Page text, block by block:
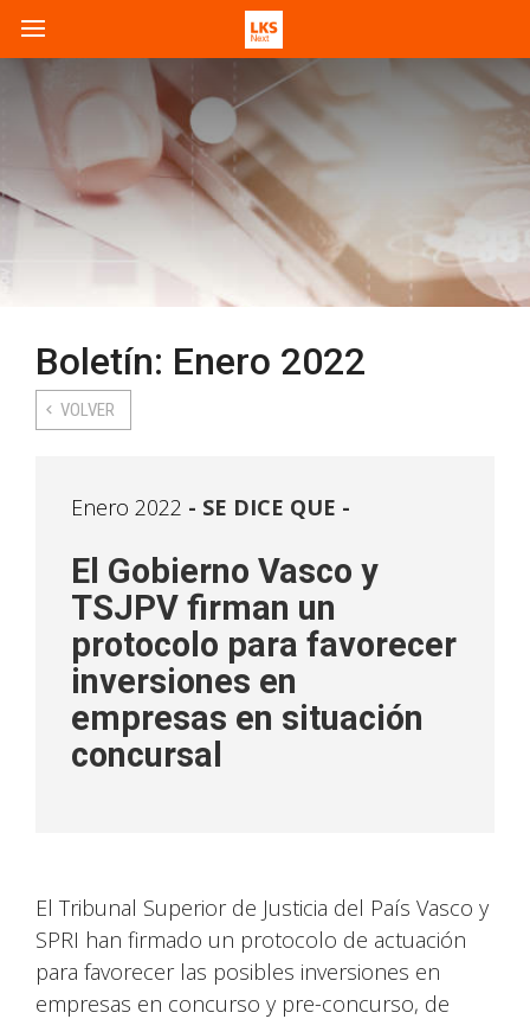
Boletín: Enero 2022
VOLVER
Enero 2022 SE DICE QUE -
El Gobierno Vasco y
TSJPV firman un
protocolo para favorecer
inversiones en
empresas en situación
concursal
El Tribunal Superior de Justicia del País Vasco y
SPRI han firmado un protocolo de actuación
para favorecer las posibles inversiones en
empresas en concurso y pre-concurso, de